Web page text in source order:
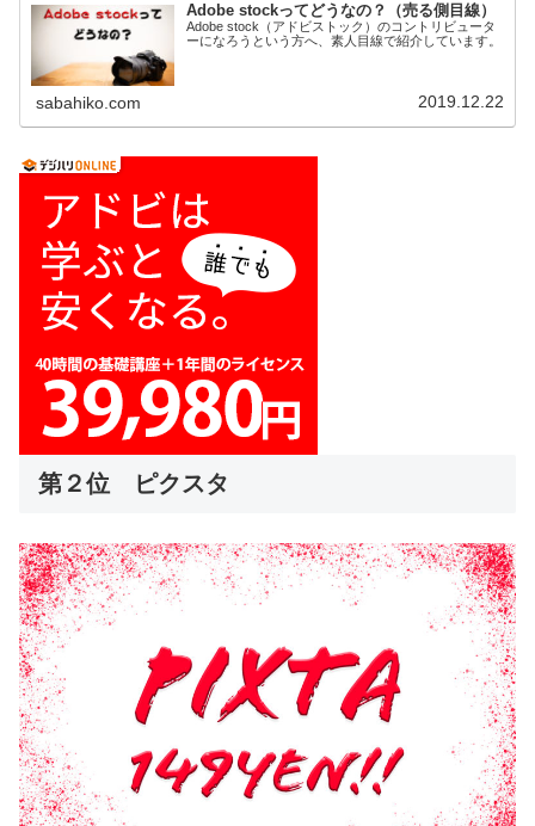
Adobe stockってどうなの？（売る側目線）
Adobe stock（アドビストック）のコントリビュータ
ーになろうという方へ、素人目線で紹介しています。
sabahiko.com 2019.12.22
第２位 ピクスタ